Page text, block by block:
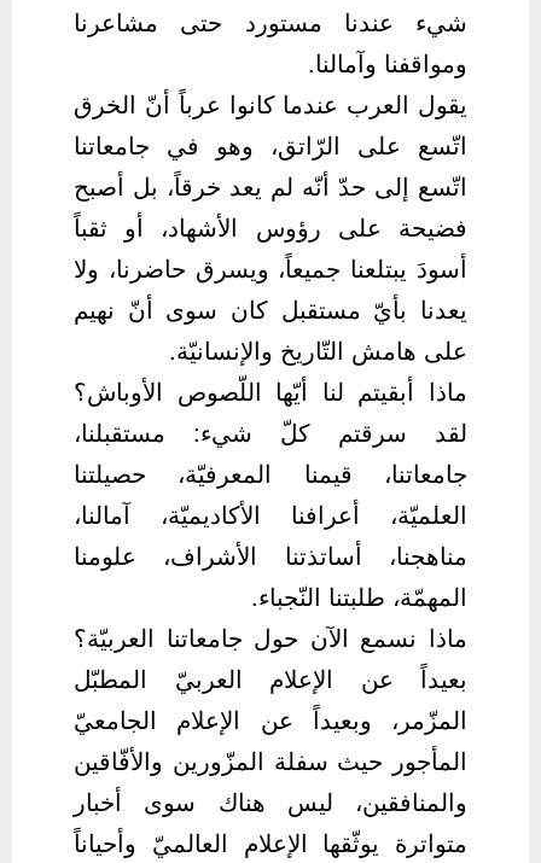
شيء عندنا مستورد حتى مشاعرنا
ومواقفنا وآمالنا.
يقول العرب عندما كانوا عرباً أنّ الخرق
اتّسع على الرّاتق، وهو في جامعاتنا
اتّسع إلى حدّ أنّه لم يعد خرقاً، بل أصبح
فضيحة على رؤوس الأشهاد، أو ثقباً
أسودَ يبتلعنا جميعاً، ويسرق حاضرنا، ولا
يعدنا بأيّ مستقبل كان سوى أنّ نهيم
على هامش التّاريخ والإنسانيّة.
ماذا أبقيتم لنا أيّها اللّصوص الأوباش؟
لقد سرقتم كلّ شيء: مستقبلنا،
جامعاتنا، قيمنا المعرفيّة، حصيلتنا
العلميّة، أعرافنا الأكاديميّة، آمالنا،
مناهجنا، أساتذتنا الأشراف، علومنا
المهمّة، طلبتنا النّجباء.
ماذا نسمع الآن حول جامعاتنا العربيّة؟
بعيداً عن الإعلام العربيّ المطبّل
المزّمر، وبعيداً عن الإعلام الجامعيّ
المأجور حيث سفلة المزّورين والأفّاقين
والمنافقين، ليس هناك سوى أخبار
متواترة يوثّقها الإعلام العالميّ وأحياناً